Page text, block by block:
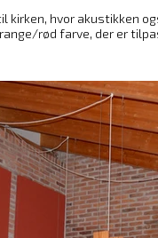
kirken, hvor akustikken
rød farve, der er